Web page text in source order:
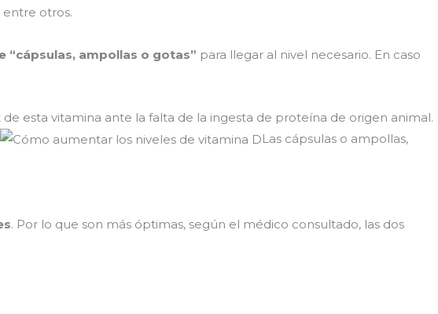
entre otros.
“cápsulas, ampollas o gotas” para llegar al nivel necesario. En caso
esta vitamina ante la falta de la ingesta de proteína de origen animal.
Las cápsulas o ampollas,
. Por lo que son más óptimas, según el médico consultado, las dos